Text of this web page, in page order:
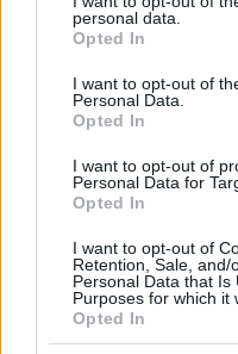
grant or deny consent to
use your data for below
consent section.
personal data.
Opted In
I want to opt-out of
Personal Data.
Opted In
I want to opt-out of
Personal Data for
Opted In
I want to opt-out of
Retention, Sale, and/
Personal Data that Is
Purposes for which it
Opted In
Előző cikk